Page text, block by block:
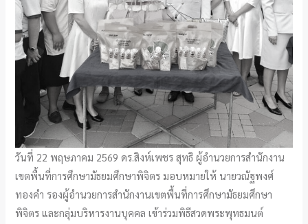
วันที่ 22 พฤษภาคม 2569 ดร.สิงห์เพชร สุทธิ ผู้อำนวยการสำนักงาน
เขตพื้นที่การศึกษามัธยมศึกษาพิจิตร มอบหมายให้ นายวณัฐพงศ์
ทองคำ รองผู้อำนวยการสำนักงานเขตพื้นที่การศึกษามัธยมศึกษา
พิจิตร และกลุ่มบริหารงานบุคคล เข้าร่วมพิธีสวดพระพุทธมนต์